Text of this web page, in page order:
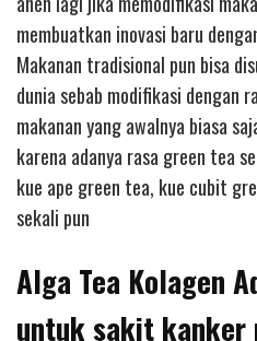
membuatkan inovasi baru
Makanan tradisional pun bisa
dunia sebab modifikasi dengan
makanan yang awalnya biasa
karena adanya rasa green tea
kue ape green tea, kue cubit
sekali pun
Alga Tea Kolagen
untuk sakit